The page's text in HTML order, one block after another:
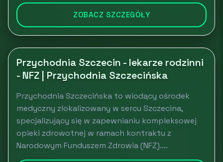
ZOBACZ SZCZEGÓŁY
Przychodnia Szczecin - lekarze rodzinni
- NFZ | Przychodnia Szczecińska
Przychodnia Szczecińska to wiodący ośrodek
medyczny zlokalizowany w sercu Szczecina,
specjalizujący się w zapewnianiu kompleksowej
opieki zdrowotnej w ramach kontraktu z
Narodowym Funduszem Zdrowia (NFZ)....